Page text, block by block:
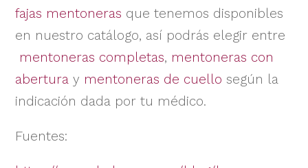
fajas mentoneras que tenemos disponibles
en nuestro catálogo, así podrás elegir entre
mentoneras completas, mentoneras con
abertura y mentoneras de cuello según la
indicación dada por tu médico.
Fuentes: